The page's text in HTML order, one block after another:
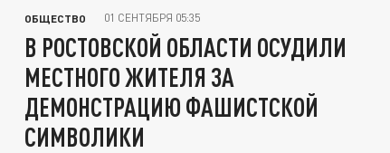
ОБЩЕСТВО 01 СЕНТЯБРЯ 05:35
В РОСТОВСКОЙ ОБЛАСТИ ОСУДИЛИ
МЕСТНОГО ЖИТЕЛЯ ЗА
ДЕМОНСТРАЦИЮ ФАШИСТСКОЙ
СИМВОЛИКИ